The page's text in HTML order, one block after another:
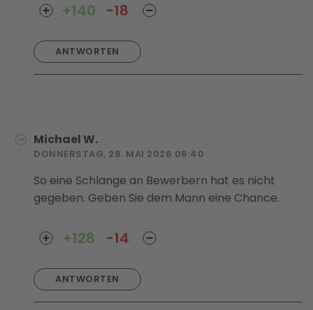
ANTWORTEN
+140 -18
Michael W.
DONNERSTAG, 28. MAI 2026 08:40
So eine Schlange an Bewerbern hat es nicht
gegeben. Geben Sie dem Mann eine Chance.
ANTWORTEN
+128 -14